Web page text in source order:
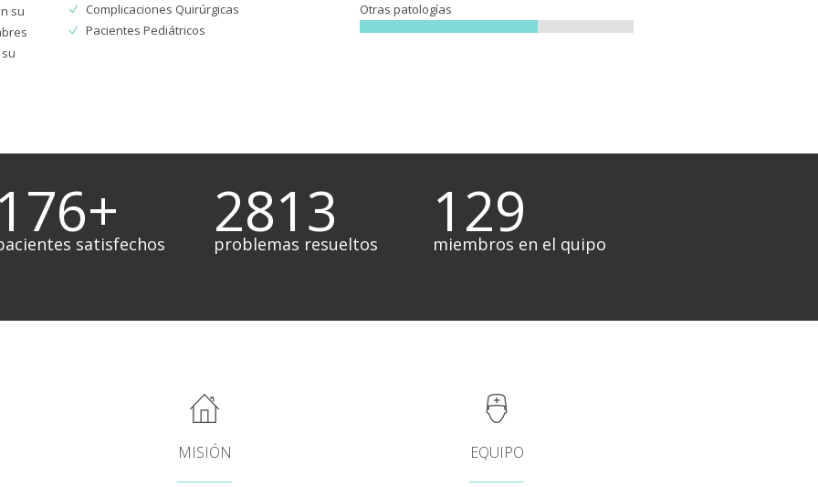
su
Complicaciones Quirúrgicas
Pacientes Pediátricos
Otras patologías
+
satisfechos 2813
problemas resueltos 129
miembros en el quipo
MISIÓN EQUIPO